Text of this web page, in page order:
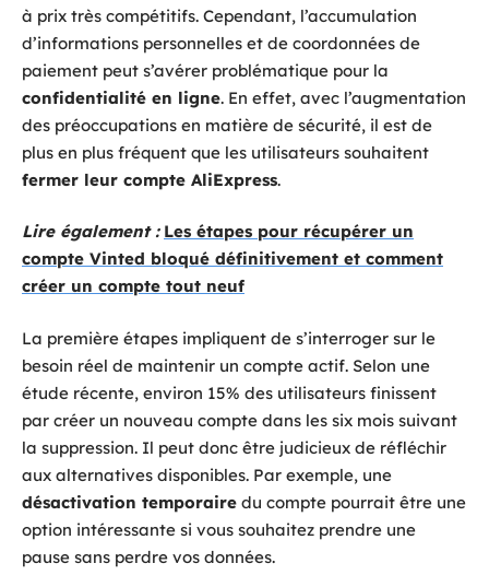
à prix très compétitifs. Cependant, l’accumulation
d’informations personnelles et de coordonnées de
paiement peut s’avérer problématique pour la
confidentialité en ligne. En effet, avec l’augmentation
des préoccupations en matière de sécurité, il est de
plus en plus fréquent que les utilisateurs souhaitent
fermer leur compte AliExpress.
Lire également : Les étapes pour récupérer un
compte Vinted bloqué définitivement et comment
créer un compte tout neuf
La première étapes impliquent de s’interroger sur le
besoin réel de maintenir un compte actif. Selon une
étude récente, environ 15% des utilisateurs finissent
par créer un nouveau compte dans les six mois suivant
la suppression. Il peut donc être judicieux de réfléchir
aux alternatives disponibles. Par exemple, une
désactivation temporaire du compte pourrait être une
option intéressante si vous souhaitez prendre une
pause sans perdre vos données.